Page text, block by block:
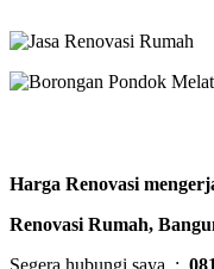
Harga Renovasi
Renovasi Rumah,
Segera hubungi saya :